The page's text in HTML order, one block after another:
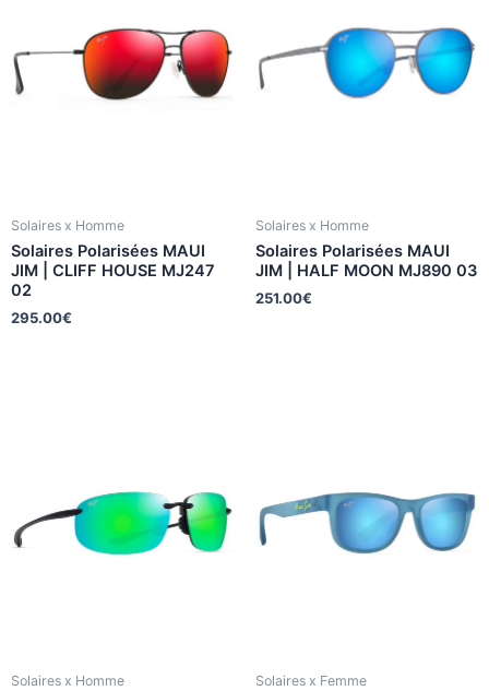
Solaires x Homme
Solaires Polarisées MAUI
JIM | CLIFF HOUSE MJ247
02
295.00€
Solaires x Homme
Solaires Polarisées MAUI
JIM | HALF MOON MJ890 03
251.00€
Solaires x Homme Solaires x Femme